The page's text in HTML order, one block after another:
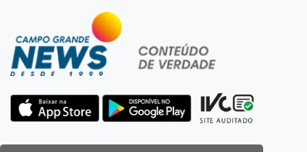
Dados públicos
Fábio Trad declara R$ 3,67 milhões em bens,
55% a mais que em 2022
Obra de R$ 3,1 milhões promete melhorar
estacionamento do Bioparque